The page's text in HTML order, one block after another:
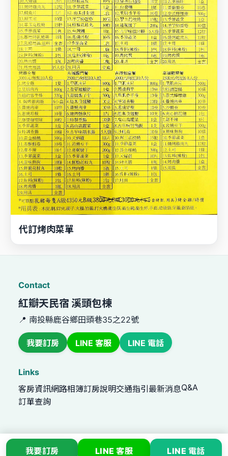
代訂烤肉菜單
Contact
紅瓣天民宿 溪頭包棟
📍 南投縣鹿谷鄉田頭巷35之22號
我要訂房 LINE 客服 LINE 電話
Links
客房資訊網路相簿訂房說明交通指引 最新消息Q&A
訂單查詢
南投20-24人包棟-溪頭 - 紅瓣天民宿 溪頭包棟民宿
我要訂房 LINE 客服 LINE 電話